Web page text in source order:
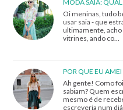
MODA SAIA: QUAL
Oi meninas, tudo
usar saia - que
ultimamente, acho
vitrines, ando co…
POR QUE EU
Ah gente! Como
sabiam? Quem
mesmo é de
escreveria num